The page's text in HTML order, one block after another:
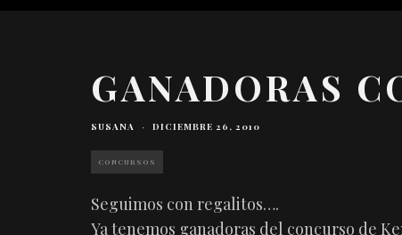
GANADORAS
SUSANA · DICIEMBRE 26, 2010
CONCURSOS
Seguimos con regalitos….
Ya tenemos ganadoras del concurso de